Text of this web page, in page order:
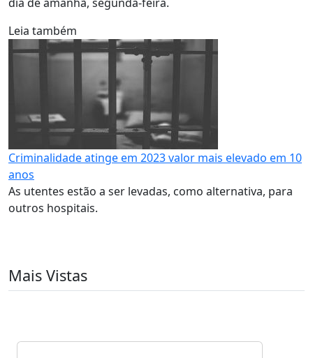
Leia também
Criminalidade atinge em 2023 valor mais elevado em 10
anos
As utentes estão a ser levadas, como alternativa, para
outros hospitais.
Mais Vistas